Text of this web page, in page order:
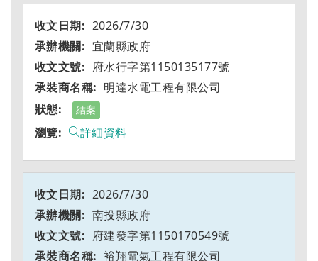
2026/7/30
宜蘭縣政府
府水行字第1150135177號
明達水電工程有限公司
結案
詳細資料
2026/7/30
南投縣政府
府建發字第1150170549號
裕翔電氣工程有限公司